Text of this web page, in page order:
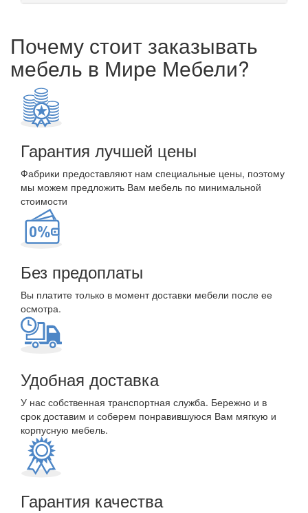
Почему стоит заказывать
мебель в Мире Мебели?
Гарантия лучшей цены
Фабрики предоставляют нам специальные цены, поэтому
мы можем предложить Вам мебель по минимальной
стоимости
Без предоплаты
Вы платите только в момент доставки мебели после ее
осмотра.
Удобная доставка
У нас собственная транспортная служба. Бережно и в
срок доставим и соберем понравившуюся Вам мягкую и
корпусную мебель.
Гарантия качества